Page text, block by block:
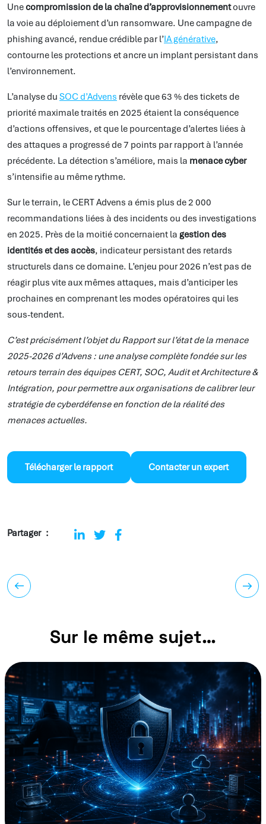
Unecompromission de la chaîne d’approvisionnementouvre
la voie au déploiement d’un ransomware. Une campagne de
phishing avancé, rendue crédible par l’IA générative,
contourne les protections et ancre un implant persistant dans
l’environnement.
L’analyse du SOC d’Advens révèle que 63 % des tickets de
priorité maximale traités en 2025 étaient la conséquence
d’actions offensives, et que le pourcentage d’alertes liées à
des attaques a progressé de 7 points par rapport à l’année
précédente. La détection s’améliore, mais la menace cyber
s’intensifie au même rythme.
Sur le terrain, le CERT Advens a émis plus de 2 000
recommandations liées à des incidents ou des investigations
en 2025. Près de la moitié concernaient la gestion des
identités et des accès, indicateur persistant des retards
structurels dans ce domaine. L’enjeu pour 2026 n’est pas de
réagir plus vite aux mêmes attaques, mais d’anticiper les
prochaines en comprenant les modes opératoires qui les
sous-tendent.
C’est précisément l’objet du Rapport sur l’état de la menace
2025-2026 d’Advens : une analyse complète fondée sur les
retours terrain des équipes CERT, SOC, Audit et Architecture &
Intégration, pour permettre aux organisations de calibrer leur
stratégie de cyberdéfense en fonction de la réalité des
menaces actuelles.
Télécharger le rapport Contacter un expert
Partager
Sur le même sujet…